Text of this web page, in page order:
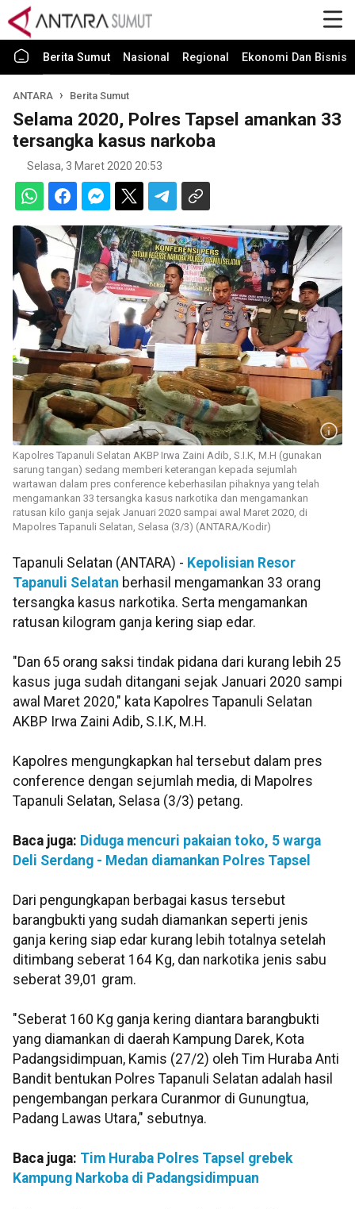
Berita Sumut Nasional Regional Ekonomi Dan Bisnis
ANTARA Berita Sumut
Selama 2020, Polres Tapsel amankan 33
tersangka kasus narkoba
Selasa, 3 Maret 2020 20:53
Kapolres Tapanuli Selatan AKBP Irwa Zaini Adib, S.I.K, M.H (gunakan
sarung tangan) sedang memberi keterangan kepada sejumlah
wartawan dalam pres conference keberhasilan pihaknya yang telah
mengamankan 33 tersangka kasus narkotika dan mengamankan
ratusan kilo ganja sejak Januari 2020 sampai awal Maret 2020, di
Mapolres Tapanuli Selatan, Selasa (3/3) (ANTARA/Kodir)
Tapanuli Selatan (ANTARA) - Kepolisian Resor
Tapanuli Selatan berhasil mengamankan 33 orang
tersangka kasus narkotika. Serta mengamankan
ratusan kilogram ganja kering siap edar.
"Dan 65 orang saksi tindak pidana dari kurang lebih 25
kasus juga sudah ditangani sejak Januari 2020 sampi
awal Maret 2020," kata Kapolres Tapanuli Selatan
AKBP Irwa Zaini Adib, S.I.K, M.H.
Kapolres mengungkapkan hal tersebut dalam pres
conference dengan sejumlah media, di Mapolres
Tapanuli Selatan, Selasa (3/3) petang.
Baca juga: Diduga mencuri pakaian toko, 5 warga
Deli Serdang - Medan diamankan Polres Tapsel
Dari pengungkapan berbagai kasus tersebut
barangbukti yang sudah diamankan seperti jenis
ganja kering siap edar kurang lebih totalnya setelah
ditimbang seberat 164 Kg, dan narkotika jenis sabu
seberat 39,01 gram.
"Seberat 160 Kg ganja kering diantara barangbukti
yang diamankan di daerah Kampung Darek, Kota
Padangsidimpuan, Kamis (27/2) oleh Tim Huraba Anti
Bandit bentukan Polres Tapanuli Selatan adalah hasil
pengembangan perkara Curanmor di Gunungtua,
Padang Lawas Utara," sebutnya.
Baca juga: Tim Huraba Polres Tapsel grebek
Kampung Narkoba di Padangsidimpuan